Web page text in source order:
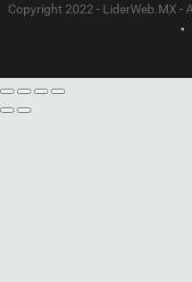
Copyright 2022 - LiderWeb.MX -